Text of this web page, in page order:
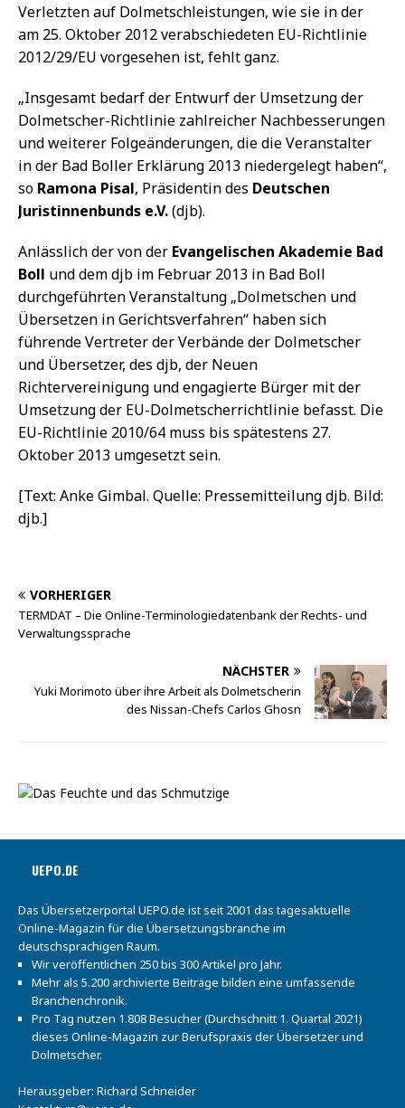
Verletzten auf Dolmetschleistungen, wie sie in der
am 25. Oktober 2012 verabschiedeten EU-Richtlinie
2012/29/EU vorgesehen ist, fehlt ganz.
„Insgesamt bedarf der Entwurf der Umsetzung der
Dolmetscher-Richtlinie zahlreicher Nachbesserungen
und weiterer Folgeänderungen, die die Veranstalter
in der Bad Boller Erklärung 2013 niedergelegt haben“,
so Ramona Pisal, Präsidentin des Deutschen
Juristinnenbunds e.V.(djb).
Anlässlich der von der Evangelischen Akademie Bad
Boll und dem djb im Februar 2013 in Bad Boll
durchgeführten Veranstaltung „Dolmetschen und
Übersetzen in Gerichtsverfahren“ haben sich
führende Vertreter der Verbände der Dolmetscher
und Übersetzer, des djb, der Neuen
Richtervereinigung und engagierte Bürger mit der
Umsetzung der EU-Dolmetscherrichtlinie befasst. Die
EU-Richtlinie 2010/64 muss bis spätestens 27.
Oktober 2013 umgesetzt sein.
[Text: Anke Gimbal. Quelle: Pressemitteilung djb. Bild:
djb.]
VORHERIGER
TERMDAT – Die Online-Terminologiedatenbank der Rechts- und
Verwaltungssprache
NÄCHSTER
Yuki Morimoto über ihre Arbeit als Dolmetscherin
des Nissan-Chefs Carlos Ghosn
UEPO.DE
Das Übersetzerportal UEPO.de ist seit 2001 das tagesaktuelle
Online-Magazin für die Übersetzungsbranche im
deutschsprachigen Raum.
Wir veröffentlichen 250 bis 300 Artikel pro Jahr.
Mehr als 5.200 archivierte Beiträge bilden eine umfassende
Branchenchronik.
Pro Tag nutzen 1.808 Besucher (Durchschnitt 1. Quartal 2021)
dieses Online-Magazin zur Berufspraxis der Übersetzer und
Dolmetscher.
Herausgeber: Richard Schneider